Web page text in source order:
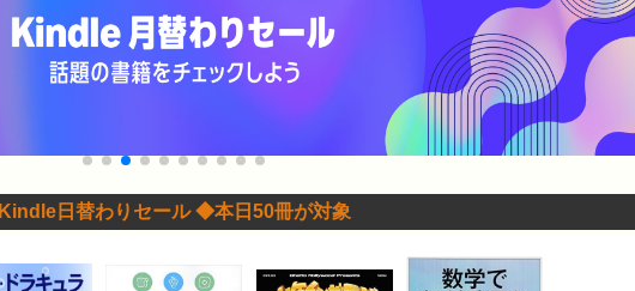
Kindle日替わりセール ◆本日50冊が対象